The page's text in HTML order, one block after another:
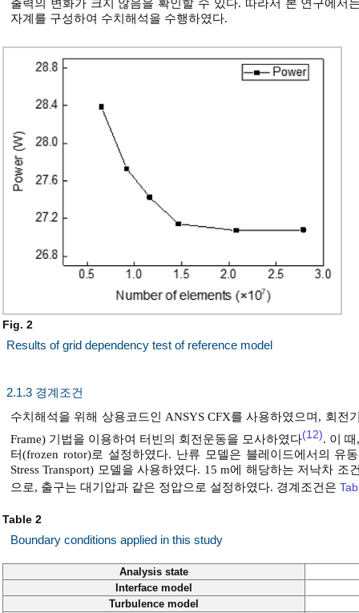
출력의 변화가 크지 않음을 확인할 수 있다. 따라서 본 연구에서
자계를 구성하여 수치해석을 수행하였다.
Fig. 2
Results of grid dependency test of reference model
2.1.3 경계조건
수치해석을 위해 상용코드인 ANSYS CFX를 사용하였으며, 회전
Frame) 기법을 이용하여 터빈의 회전운동을 모사하였다(12). 이
터(frozen rotor)로 설정하였다. 난류 모델은 블레이드에서의 유
Stress Transport) 모델을 사용하였다. 15 m에 해당하는 저낙차
으로, 출구는 대기압과 같은 정압으로 설정하였다. 경계조건은
Table 2
Boundary conditions applied in this study
Analysis state
Interface model
Turbulence model